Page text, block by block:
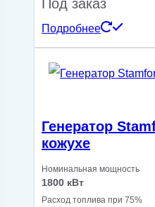
Под заказ
Подробнее
Генератор
кожухе
Номинальная мощность
1800 кВт
Расход топлива при 75%